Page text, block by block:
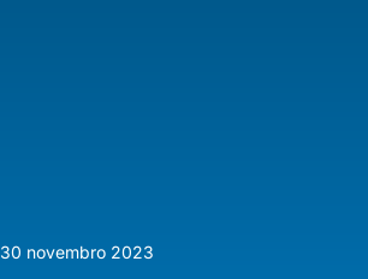
30 novembro 2023